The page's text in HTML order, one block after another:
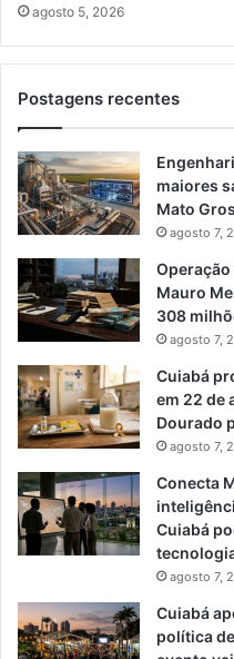
agosto 5, 2026
Postagens recentes
maiores
Mato
agosto 7,
Mauro
308
agosto 7,
Cuiabá
em 22 de
Dourado
agosto 7,
Conecta
Cuiabá
agosto 7,
Cuiabá
política